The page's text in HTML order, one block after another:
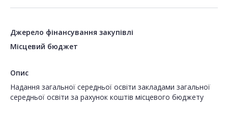
Джерело фінансування закупівлі
Місцевий бюджет
Опис
Надання загальної середньої освіти закладами загальної
середньої освіти за рахунок коштів місцевого бюджету